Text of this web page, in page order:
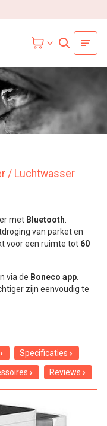
/ Luchtwasser
met Bluetooth
van parket en
voor een ruimte tot 60
via de Boneco app
zijn eenvoudig te
Specificaties
Reviews